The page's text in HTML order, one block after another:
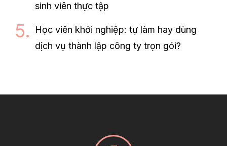
sinh viên thực tập
Học viên khởi nghiệp: tự làm hay dùng
dịch vụ thành lập công ty trọn gói?